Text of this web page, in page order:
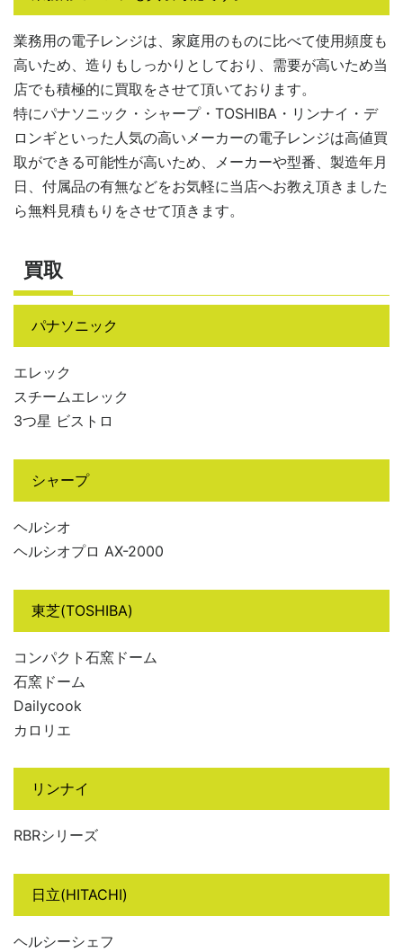
業務用の電子レンジは、家庭用のものに比べて使用頻度も
高いため、造りもしっかりとしており、需要が高いため当
店でも積極的に買取をさせて頂いております。
特にパナソニック・シャープ・TOSHIBA・リンナイ・デ
ロンギといった人気の高いメーカーの電子レンジは高値買
取ができる可能性が高いため、メーカーや型番、製造年月
日、付属品の有無などをお気軽に当店へお教え頂きました
ら無料見積もりをさせて頂きます。
買取
パナソニック
エレック
スチームエレック
3つ星 ビストロ
シャープ
ヘルシオ
ヘルシオプロ AX-2000
東芝(TOSHIBA)
コンパクト石窯ドーム
石窯ドーム
Dailycook
カロリエ
リンナイ
RBRシリーズ
日立(HITACHI)
ヘルシーシェフ